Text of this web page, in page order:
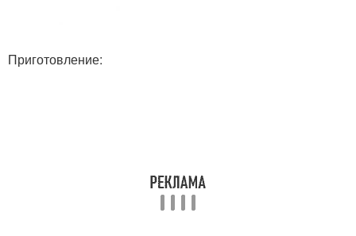
Приготовление: